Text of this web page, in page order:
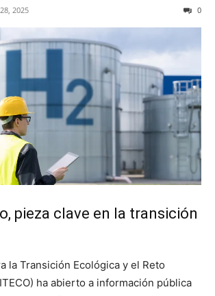
2025 0
pieza clave en la transición
la Transición Ecológica y el Reto
ha abierto a información pública